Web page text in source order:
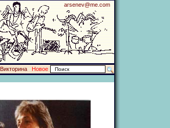
arsenev@me.com
Викторина
Новое